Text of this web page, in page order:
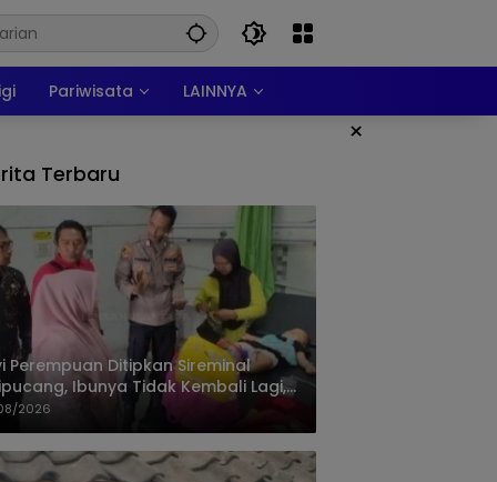
Pariwisata LAINNYA
×
Terbaru
Perempuan Ditipkan Sireminal
Ibunya Tidak Kembali Lagi,
Telusuri Keberadaan Orang Tua
2026